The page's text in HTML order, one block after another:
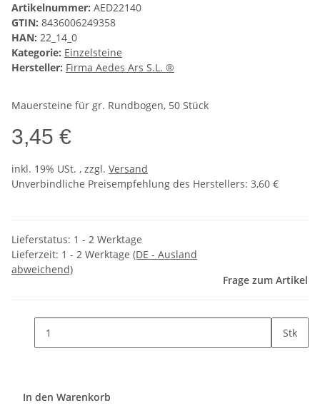
Artikelnummer: AED22140
GTIN: 8436006249358
HAN: 22_14_0
Kategorie: Einzelsteine
Hersteller: Firma Aedes Ars S.L. ®
Mauersteine für gr. Rundbogen, 50 Stück
3,45 €
inkl. 19% USt. , zzgl. Versand
Unverbindliche Preisempfehlung des Herstellers: 3,60 €
Lieferstatus: 1 - 2 Werktage
Lieferzeit: 1 - 2 Werktage (DE - Ausland
abweichend)
Frage zum Artikel
Stk
In den Warenkorb